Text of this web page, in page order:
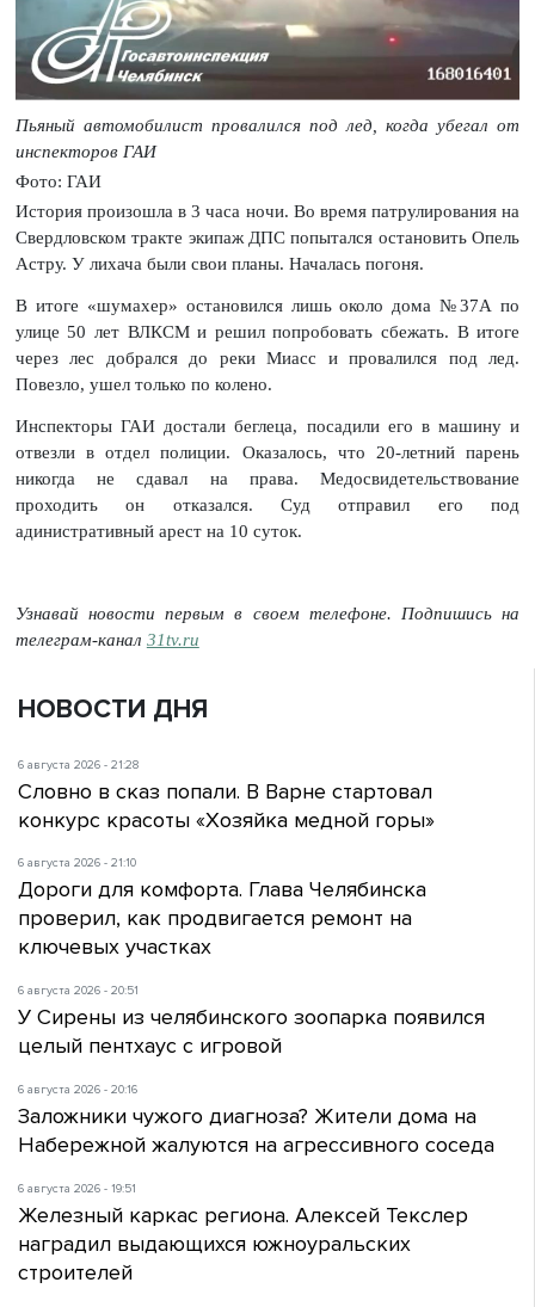
Пьяный автомобилист провалился под лед, когда убегал от
инспекторов ГАИ
Фото: ГАИ
История произошла в 3 часа ночи. Во время патрулирования на
Свердловском тракте экипаж ДПС попытался остановить Опель
Астру. У лихача были свои планы. Началась погоня.
В итоге «шумахер» остановился лишь около дома №37А по
улице 50 лет ВЛКСМ и решил попробовать сбежать. В итоге
через лес добрался до реки Миасс и провалился под лед.
Повезло, ушел только по колено.
Инспекторы ГАИ достали беглеца, посадили его в машину и
отвезли в отдел полиции. Оказалось, что 20-летний парень
никогда не сдавал на права. Медосвидетельствование
проходить он отказался. Суд отправил его под
адинистративный арест на 10 суток.
Узнавай новости первым в своем телефоне. Подпишись на
телеграм-канал 31tv.ru
НОВОСТИ ДНЯ
6 августа 2026 - 21:28
Словно в сказ попали. В Варне стартовал
конкурс красоты «Хозяйка медной горы»
6 августа 2026 - 21:10
Дороги для комфорта. Глава Челябинска
проверил, как продвигается ремонт на
ключевых участках
6 августа 2026 - 20:51
У Сирены из челябинского зоопарка появился
целый пентхаус с игровой
6 августа 2026 - 20:16
Заложники чужого диагноза? Жители дома на
Набережной жалуются на агрессивного соседа
6 августа 2026 - 19:51
Железный каркас региона. Алексей Текслер
наградил выдающихся южноуральских
строителей